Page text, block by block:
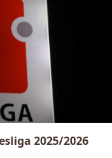
2025/2026